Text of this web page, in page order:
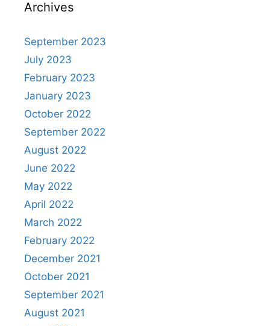
Archives
September 2023
July 2023
February 2023
January 2023
October 2022
September 2022
August 2022
June 2022
May 2022
April 2022
March 2022
February 2022
December 2021
October 2021
September 2021
August 2021